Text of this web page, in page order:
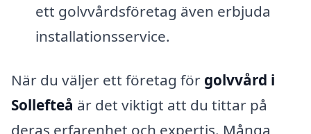
ett golvvårdsföretag även erbjuda
installationsservice.
När du väljer ett företag för golvvård i
Sollefteå är det viktigt att du tittar på
deras erfarenhet och expertis. Många